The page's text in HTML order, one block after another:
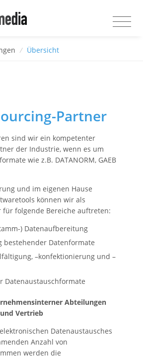
/ Übersicht
Partner
sind wir ein kompetenter
der Industrie, wenn es um
wie z.B. DATANORM, GAEB
und im eigenen Hause
können wir als
für folgende Bereiche auftreten:
) Datenaufbereitung
bestehender Datenformate
–konfektionierung und –
Datenaustauschformate
Abteilungen
Vertrieb
Datenaustausches
Anzahl von
werden die